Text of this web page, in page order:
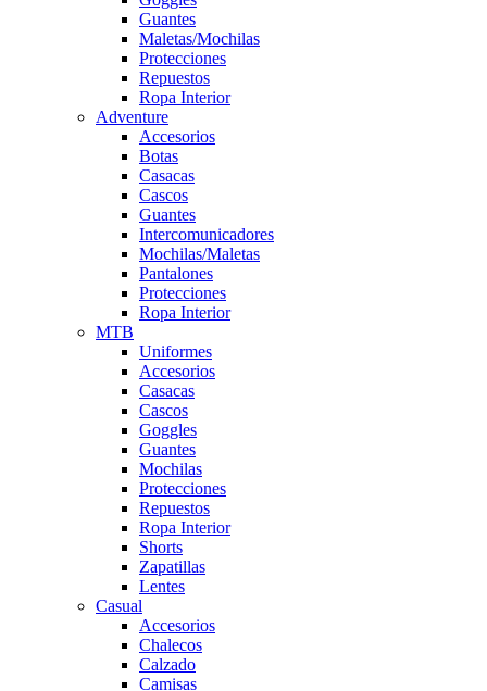
Guantes
Maletas/Mochilas
Protecciones
Repuestos
Ropa Interior
Adventure
Accesorios
Botas
Casacas
Cascos
Guantes
Intercomunicadores
Mochilas/Maletas
Pantalones
Protecciones
Ropa Interior
MTB
Uniformes
Accesorios
Casacas
Cascos
Goggles
Guantes
Mochilas
Protecciones
Repuestos
Ropa Interior
Shorts
Zapatillas
Lentes
Casual
Accesorios
Chalecos
Calzado
Camisas